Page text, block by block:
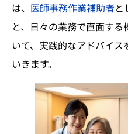
は、 医師事務作業補助者と
と、日々の業務で直面す
いて、実践的なアドバイ
いきます。